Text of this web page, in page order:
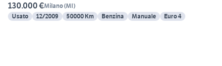
130.000 €Milano(MI)
Usato
12/2009 50000 Km Benzina Manuale Euro 4